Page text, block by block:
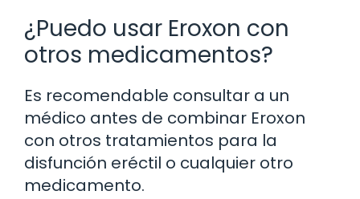
¿Puedo usar Eroxon con
otros medicamentos?
Es recomendable consultar a un
médico antes de combinar Eroxon
con otros tratamientos para la
disfunción eréctil o cualquier otro
medicamento.